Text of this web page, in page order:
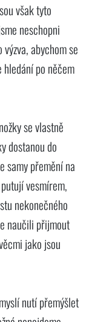
však tyto
neschopni
abychom se
po něčem
se vlastně
dostanou do
samy přemění na
vesmírem,
nekonečného
naučili přijmout
jako jsou
nutí přemýšlet